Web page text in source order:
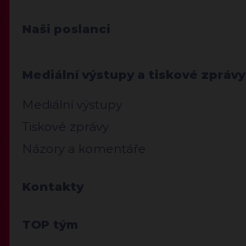
Naši poslanci
Mediální výstupy a tiskové zprávy
Mediální výstupy
Tiskové zprávy
Názory a komentáře
Kontakty
TOP tým